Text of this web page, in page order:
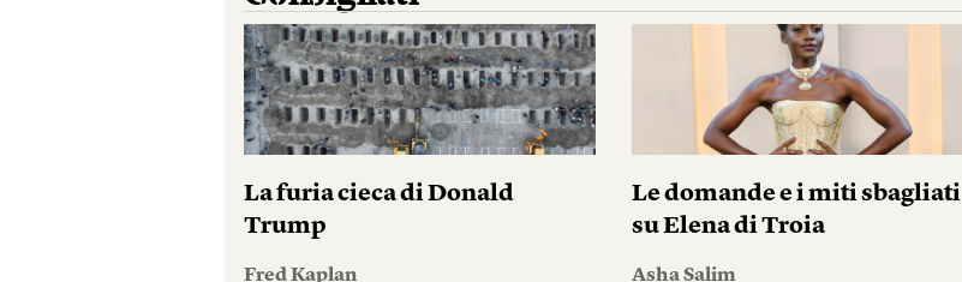
La furia cieca di Donald
Trump
Fred Kaplan
Le domande e i miti sbagliati
su Elena di Troia
Asha Salim